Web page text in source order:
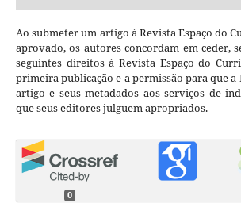
Ao submeter um artigo à Revista Espaço do
aprovado, os autores concordam em ceder,
seguintes direitos à Revista Espaço do
primeira publicação e a permissão para que a
artigo e seus metadados aos serviços de
que seus editores julguem apropriados.
0